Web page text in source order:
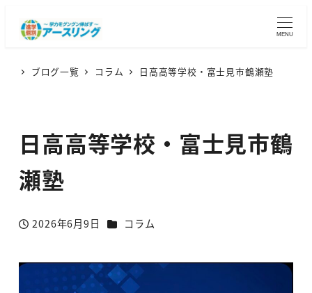
MENU
ブログ一覧 コラム 日高高等学校・富士見市鶴瀬塾
日高高等学校・富士見市鶴
瀬塾
投稿日
2026年6月9日 カテゴリー
コラム